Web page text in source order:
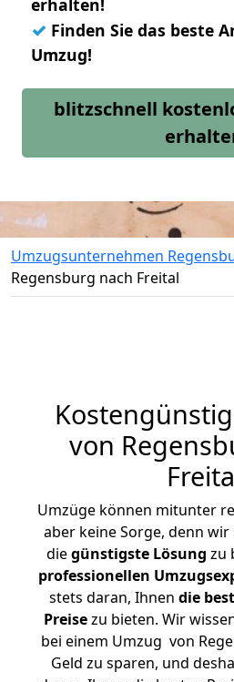
erhalten!
✓ Finden Sie das beste
Umzug!
blitzschnell
Umzugsunternehmen
Regensburg nach Freital
von
Umzüge können mitunter
aber keine Sorge, denn
diegünstigste Lösung zu
professionellen
stets daran, Ihnen die
Preisezu bieten. Wir
bei einem Umzug von
Geld zu sparen, und